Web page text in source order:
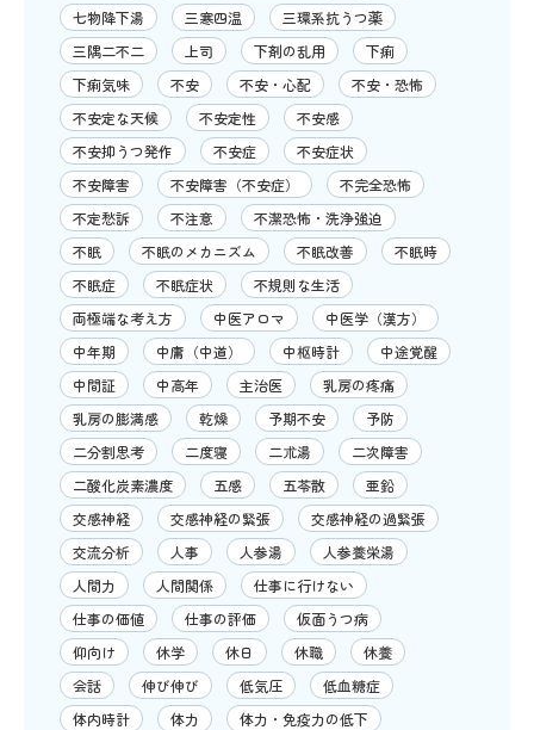
七物降下湯
三寒四温
三環系抗うつ薬
三隅二不二
上司 下剤の乱用
下痢
下痢気味
不安 不安・心配
不安・恐怖
不安定な天候
不安定性
不安感
不安抑うつ発作
不安症
不安症状
不安障害
不安障害（不安症）
不完全恐怖
不定愁訴
不注意
不潔恐怖・洗浄強迫
不眠
不眠のメカニズム 不眠改善
不眠時
不眠症
不眠症状
不規則な生活
両極端な考え方
中医アロマ
中医学（漢方）
中年期
中庸（中道） 中枢時計
中途覚醒
中間証
中高年 主治医
乳房の疼痛
乳房の膨満感
乾燥 予期不安
予防
二分割思考
二度寝 二朮湯
二次障害
二酸化炭素濃度
五感 五苓散
亜鉛
交感神経
交感神経の緊張
交感神経の過緊張
交流分析
人事 人参湯
人参養栄湯
人間力
人間関係
仕事に行けない
仕事の価値
仕事の評価
仮面うつ病
仰向け
休学 休日 休職
休養
会話
伸び伸び 低気圧
低血糖症
体内時計
体力
体力・免疫力の低下